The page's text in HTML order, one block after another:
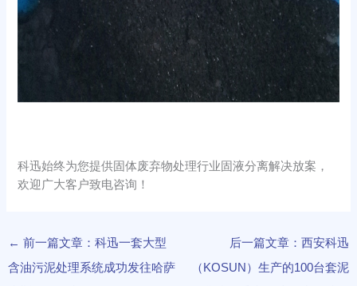
科迅始终为您提供固体废弃物处理行业固液分离解决放案，
欢迎广大客户致电咨询！
← 前一篇文章：科迅一套大型
含油污泥处理系统成功发往哈萨
后一篇文章：西安科迅
（KOSUN）生产的100台套泥